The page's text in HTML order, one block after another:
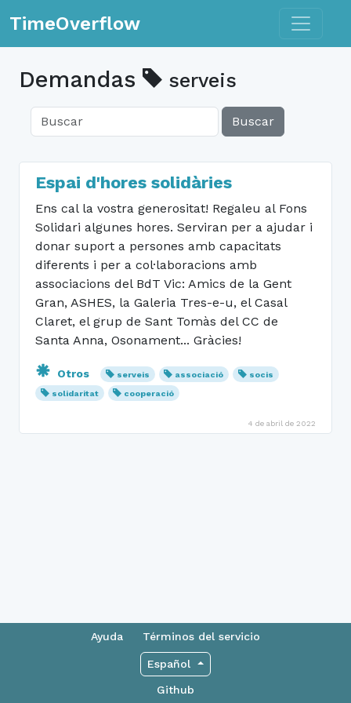
TimeOverflow Toggle
Demandas serveis
Buscar
Espai d'hores solidàries
Ens cal la vostra generositat! Regaleu al Fons
Solidari algunes hores. Serviran per a ajudar i
donar suport a persones amb capacitats
diferents i per a col·laboracions amb
associacions del BdT Vic: Amics de la Gent
Gran, ASHES, la Galeria Tres-e-u, el Casal
Claret, el grup de Sant Tomàs del CC de
Santa Anna, Osonament... Gràcies!
Otros serveis associació
socis
solidaritat
cooperació
4 de abril de 2022
Ayuda Términos del servicio
Español
Github